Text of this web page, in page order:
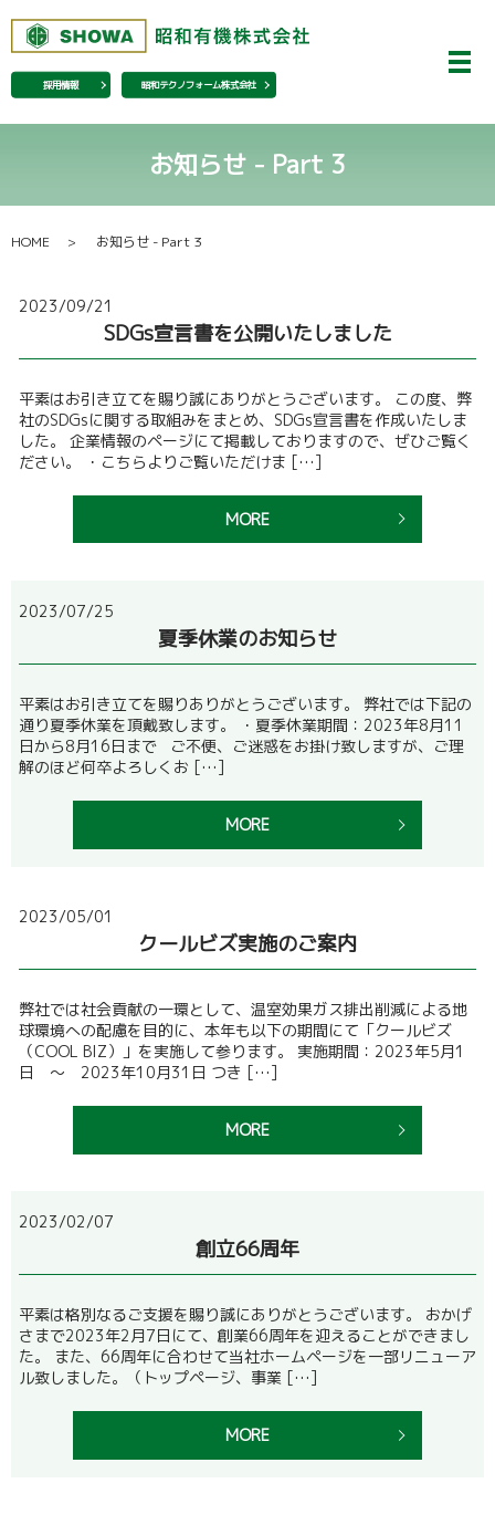
メ
お知らせ - Part 3
HOME お知らせ - Part 3
2023/09/21
SDGs宣言書を公開いたしました
平素はお引き立てを賜り誠にありがとうございます。 この度、弊
社のSDGsに関する取組みをまとめ、SDGs宣言書を作成いたしま
した。 企業情報のページにて掲載しておりますので、ぜひご覧く
ださい。 ・こちらよりご覧いただけま […]
MORE
2023/07/25
夏季休業のお知らせ
平素はお引き立てを賜りありがとうございます。 弊社では下記の
通り夏季休業を頂戴致します。 ・夏季休業期間：2023年8月11
日から8月16日まで ご不便、ご迷惑をお掛け致しますが、ご理
解のほど何卒よろしくお […]
MORE
2023/05/01
クールビズ実施のご案内
弊社では社会貢献の一環として、温室効果ガス排出削減による地
球環境への配慮を目的に、本年も以下の期間にて「クールビズ
（COOL BIZ）」を実施して参ります。 実施期間：2023年5月1
日 ～ 2023年10月31日 つき […]
MORE
2023/02/07
創立66周年
平素は格別なるご支援を賜り誠にありがとうございます。 おかげ
さまで2023年2月7日にて、創業66周年を迎えることができまし
た。 また、66周年に合わせて当社ホームページを一部リニューア
ル致しました。（トップページ、事業 […]
MORE